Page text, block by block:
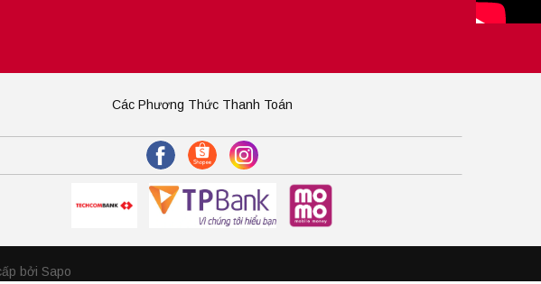
Các Phương Thức Thanh Toán
bởi Sapo